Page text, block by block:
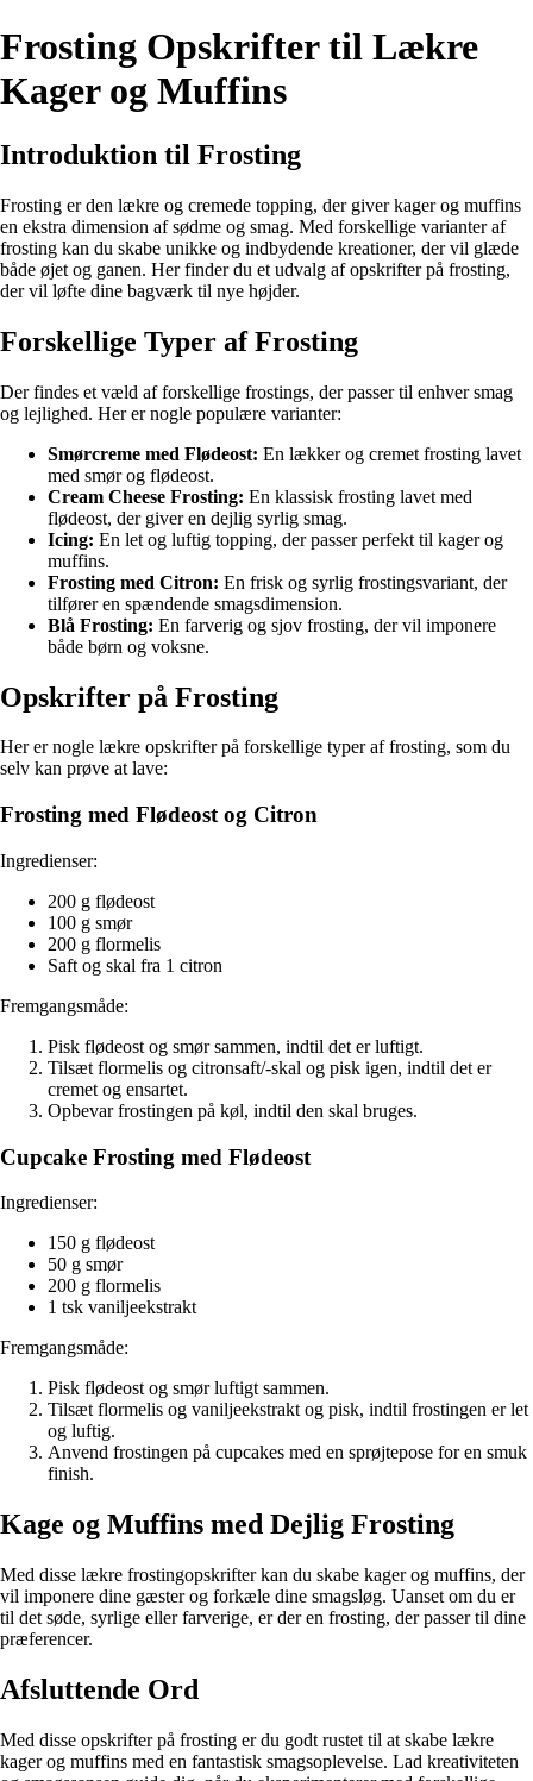
Frosting Opskrifter til Lækre
Kager og Muffins
Introduktion til Frosting
Frosting er den lækre og cremede topping, der giver kager og muffins
en ekstra dimension af sødme og smag. Med forskellige varianter af
frosting kan du skabe unikke og indbydende kreationer, der vil glæde
både øjet og ganen. Her finder du et udvalg af opskrifter på frosting,
der vil løfte dine bagværk til nye højder.
Forskellige Typer af Frosting
Der findes et væld af forskellige frostings, der passer til enhver smag
og lejlighed. Her er nogle populære varianter:
Smørcreme med Flødeost: En lækker og cremet frosting lavet
med smør og flødeost.
Cream Cheese Frosting: En klassisk frosting lavet med
flødeost, der giver en dejlig syrlig smag.
Icing: En let og luftig topping, der passer perfekt til kager og
muffins.
Frosting med Citron: En frisk og syrlig frostingsvariant, der
tilfører en spændende smagsdimension.
Blå Frosting: En farverig og sjov frosting, der vil imponere
både børn og voksne.
Opskrifter på Frosting
Her er nogle lækre opskrifter på forskellige typer af frosting, som du
selv kan prøve at lave:
Frosting med Flødeost og Citron
Ingredienser:
200 g flødeost
100 g smør
200 g flormelis
Saft og skal fra 1 citron
Fremgangsmåde:
Pisk flødeost og smør sammen, indtil det er luftigt.
Tilsæt flormelis og citronsaft/-skal og pisk igen, indtil det er
cremet og ensartet.
Opbevar frostingen på køl, indtil den skal bruges.
Cupcake Frosting med Flødeost
Ingredienser:
150 g flødeost
50 g smør
200 g flormelis
1 tsk vaniljeekstrakt
Fremgangsmåde:
Pisk flødeost og smør luftigt sammen.
Tilsæt flormelis og vaniljeekstrakt og pisk, indtil frostingen er let
og luftig.
Anvend frostingen på cupcakes med en sprøjtepose for en smuk
finish.
Kage og Muffins med Dejlig Frosting
Med disse lækre frostingopskrifter kan du skabe kager og muffins, der
vil imponere dine gæster og forkæle dine smagsløg. Uanset om du er
til det søde, syrlige eller farverige, er der en frosting, der passer til dine
præferencer.
Afsluttende Ord
Med disse opskrifter på frosting er du godt rustet til at skabe lækre
kager og muffins med en fantastisk smagsoplevelse. Lad kreativiteten